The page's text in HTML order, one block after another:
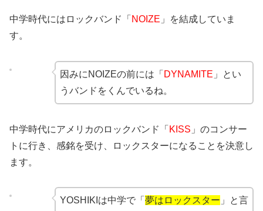
中学時代にはロックバンド「 NOIZE 」を結成していま
す。
因みにNOIZEの前には「 DYNAMITE 」とい
うバンドをくんでいるね。
中学時代にアメリカのロックバンド「 KISS 」のコンサー
トに行き、感銘を受け、ロックスターになることを決意し
ます。
YOSHIKIは中学で「 夢はロックスター 」と言